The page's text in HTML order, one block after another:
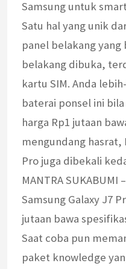
Samsung untuk
Satu hal yang unik
panel belakang yang
belakang dibuka,
kartu SIM. Anda
baterai ponsel ini
harga Rp1 jutaan
mengundang hasrat,
Pro juga dibekali
MANTRA
Samsung Galaxy J7
jutaan bawa
Saat coba pun
paket knowledge